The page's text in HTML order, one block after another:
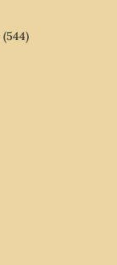
(544)